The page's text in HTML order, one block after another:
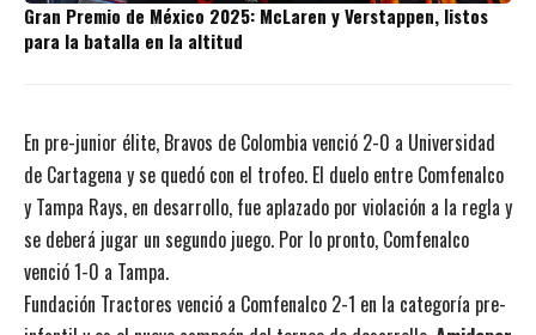
Gran Premio de México 2025: McLaren y Verstappen, listos
para la batalla en la altitud
En pre-junior élite, Bravos de Colombia venció 2-0 a Universidad
de Cartagena y se quedó con el trofeo. El duelo entre Comfenalco
y Tampa Rays, en desarrollo, fue aplazado por violación a la regla y
se deberá jugar un segundo juego. Por lo pronto, Comfenalco
venció 1-0 a Tampa.
Fundación Tractores venció a Comfenalco 2-1 en la categoría pre-